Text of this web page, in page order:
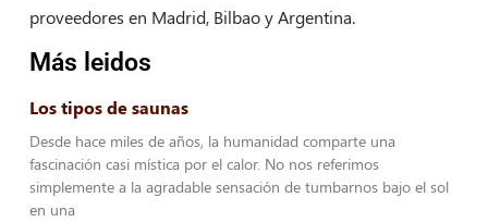
proveedores en Madrid, Bilbao y Argentina.
Más leidos
Los tipos de saunas
Desde hace miles de años, la humanidad comparte una
fascinación casi mística por el calor. No nos referimos
simplemente a la agradable sensación de tumbarnos bajo el sol
en una